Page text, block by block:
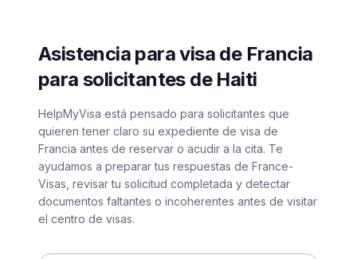
Asistencia para visa de Francia
para solicitantes de Haiti
HelpMyVisa está pensado para solicitantes que
quieren tener claro su expediente de visa de
Francia antes de reservar o acudir a la cita. Te
ayudamos a preparar tus respuestas de France-
Visas, revisar tu solicitud completada y detectar
documentos faltantes o incoherentes antes de visitar
el centro de visas.